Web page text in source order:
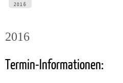
2016
2016
Termin-Informationen: